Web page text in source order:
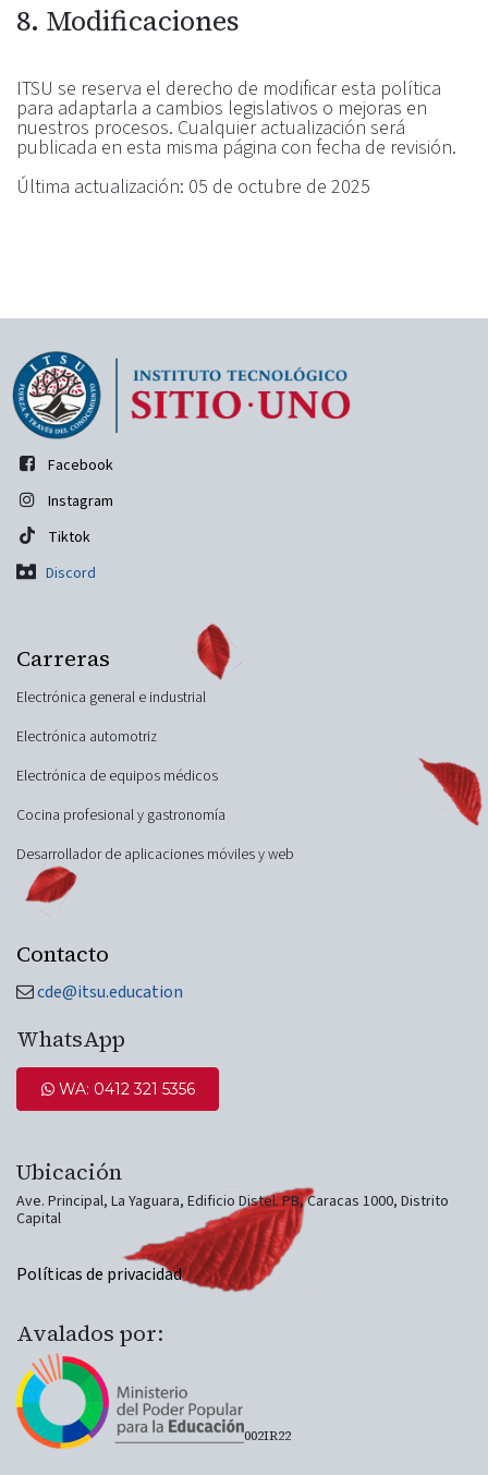
8. Modificaciones
ITSU se reserva el derecho de modificar esta política
para adaptarla a cambios legislativos o mejoras en
nuestros procesos. Cualquier actualización será
publicada en esta misma página con fecha de revisión.
Última actualización: 05 de octubre de 2025
Carreras
Electrónica general e industrial
Electrónica automotriz
Electrónica de equipos médicos
Cocina profesional y gastronomía
Desarrollador de aplicaciones móviles y web
Facebook
Instagram
Tiktok
Discord
Contacto
cde@itsu.education
WhatsApp
WA: 0412 321 5​​​​356
Ubicación​
Ave. Principal, La Yaguara, Edificio​ Distel. PB, Caracas 1000, Distrito
Capital​
Avalados por:
002IR22
Políticas de privacidad